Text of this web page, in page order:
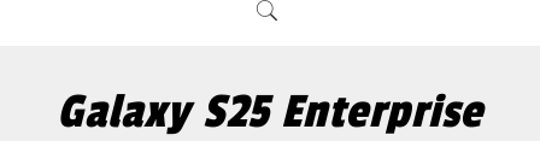
Galaxy S25 Enterprise